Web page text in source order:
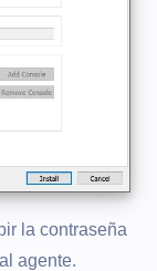
la contraseña
agente.